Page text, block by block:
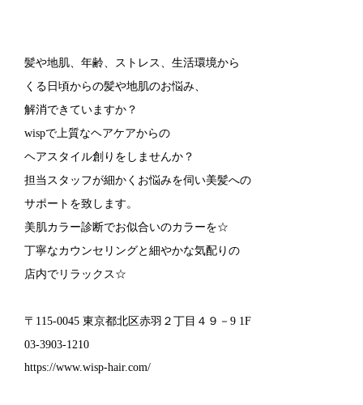
髪や地肌、年齢、ストレス、生活環境から
くる日頃からの髪や地肌のお悩み、
解消できていますか？
wispで上質なヘアケアからの
ヘアスタイル創りをしませんか？
担当スタッフが細かくお悩みを伺い美髪への
サポートを致します。
美肌カラー診断でお似合いのカラーを☆
丁寧なカウンセリングと細やかな気配りの
店内でリラックス☆
〒115-0045 東京都北区赤羽２丁目４９－9 1F
03-3903-1210
https://www.wisp-hair.com/